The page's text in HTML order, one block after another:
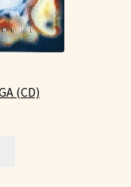
(CD)